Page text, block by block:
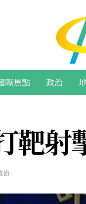
際焦點 政治
靶射
治